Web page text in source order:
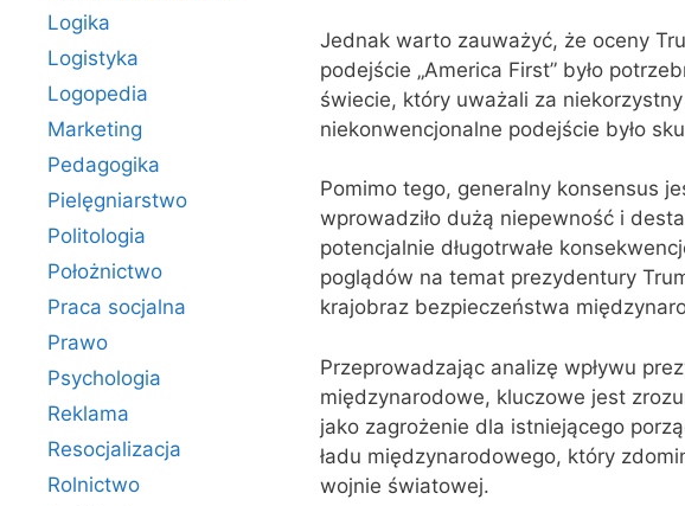
Jednak warto zauważyć, że oceny
podejście „America First” było
świecie, który uważali za
niekonwencjonalne podejście było
Pomimo tego, generalny konsensus
wprowadziło dużą niepewność i
potencjalnie długotrwałe
poglądów na temat prezydentury
krajobraz bezpieczeństwa
Przeprowadzając analizę wpływu
międzynarodowe, kluczowe jest
jako zagrożenie dla istniejącego
ładu międzynarodowego, który
wojnie światowej.
Logika
Logistyka
Logopedia
Marketing
Pedagogika
Pielęgniarstwo
Politologia
Położnictwo
Praca socjalna
Prawo
Psychologia
Reklama
Resocjalizacja
Rolnictwo